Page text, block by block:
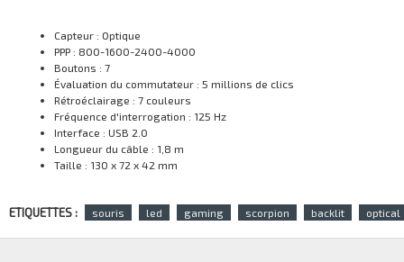
Capteur : Optique
PPP : 800-1600-2400-4000
Boutons : 7
Évaluation du commutateur : 5 millions de clics
Rétroéclairage : 7 couleurs
Fréquence d'interrogation : 125 Hz
Interface : USB 2.0
Longueur du câble : 1,8 m
Taille : 130 x 72 x 42 mm
ETIQUETTES : souris led gaming scorpion backlit optical